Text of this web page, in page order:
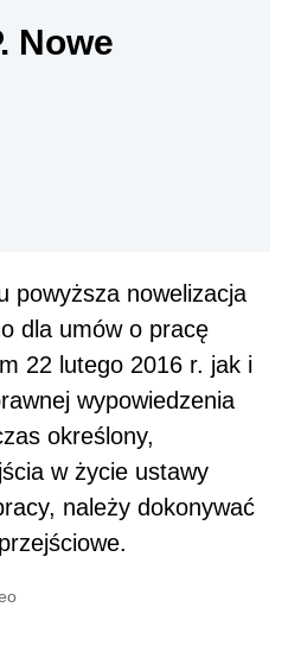
Nowe
powyższa nowelizacja
dla umów o pracę
22 lutego 2016 r. jak i
wypowiedzenia
określony,
w życie ustawy
należy dokonywać